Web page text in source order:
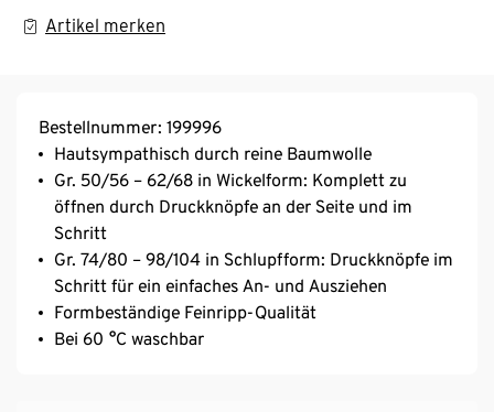
Artikel merken
Bestellnummer: 199996
Hautsympathisch durch reine Baumwolle
Gr. 50/56 – 62/68 in Wickelform: Komplett zu
öffnen durch Druckknöpfe an der Seite und im
Schritt
Gr. 74/80 – 98/104 in Schlupfform: Druckknöpfe im
Schritt für ein einfaches An- und Ausziehen
Formbeständige Feinripp-Qualität
Bei 60 °C waschbar